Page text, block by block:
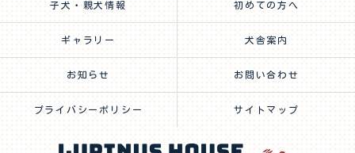
子犬・親犬情報 初めての方へ
ギャラリー 犬舎案内
お知らせ お問い合わせ
プライバシーポリシー サイトマップ